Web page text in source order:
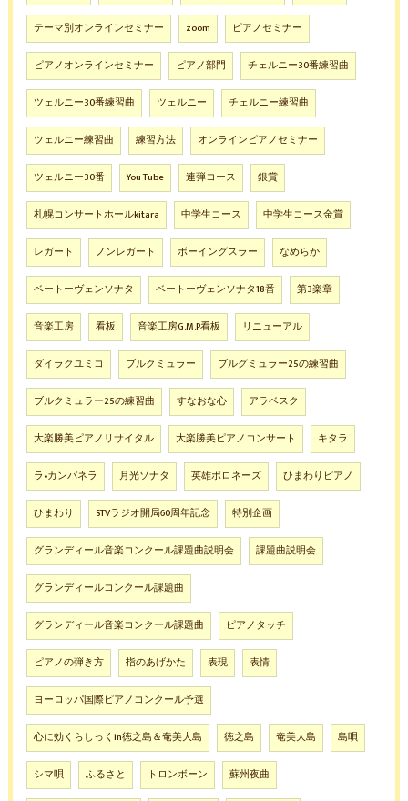
テーマ別オンラインセミナー zoom ピアノセミナー
ピアノオンラインセミナー ピアノ部門 チェルニー30番練習曲
ツェルニー30番練習曲 ツェルニー チェルニー練習曲
ツェルニー練習曲 練習方法 オンラインピアノセミナー
ツェルニー30番 You Tube 連弾コース 銀賞
札幌コンサートホールkitara 中学生コース 中学生コース金賞
レガート ノンレガート ボーイングスラー なめらか
ベートーヴェンソナタ ベートーヴェンソナタ18番 第3楽章
音楽工房 看板 音楽工房G.M.P看板 リニューアル
ダイラクユミコ ブルクミュラー ブルグミュラー25の練習曲
ブルクミュラー25の練習曲 すなおな心 アラベスク
大楽勝美ピアノリサイタル 大楽勝美ピアノコンサート キタラ
ラ•カンパネラ 月光ソナタ 英雄ポロネーズ ひまわりピアノ
ひまわり STVラジオ開局60周年記念 特別企画
グランディール音楽コンクール課題曲説明会 課題曲説明会
グランディールコンクール課題曲
グランディール音楽コンクール課題曲 ピアノタッチ
ピアノの弾き方 指のあげかた 表現 表情
ヨーロッパ国際ピアノコンクール予選
心に効くらしっくin徳之島＆奄美大島 徳之島 奄美大島 島唄
シマ唄 ふるさと トロンボーン 蘇州夜曲